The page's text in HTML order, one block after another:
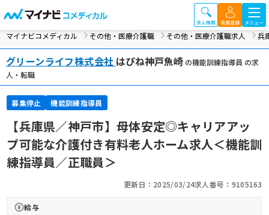
マイナビコメディカル その他・医療介護職 その他・医療介護職求人 兵
グリーンライフ株式会社 はぴね神戸魚崎の機能訓練指導員 の求
人・転職
募集停止 機能訓練指導員
【兵庫県／神戸市】母体安定◎キャリアアッ
プ可能な介護付き有料老人ホーム求人＜機能訓
練指導員／正職員＞
更新日：2025/03/24求人番号：9105163
給与